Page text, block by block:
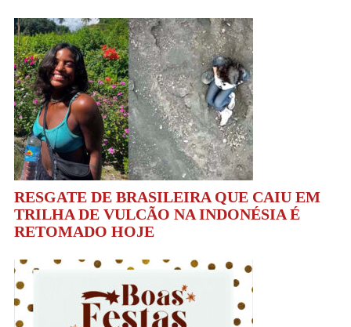
RESGATE DE BRASILEIRA QUE CAIU EM
TRILHA DE VULCÃO NA INDONÉSIA É
RETOMADO HOJE